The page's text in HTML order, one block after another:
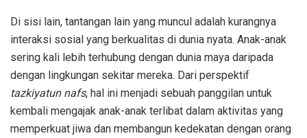
Di sisi lain, tantangan lain yang muncul adalah kurangnya
interaksi sosial yang berkualitas di dunia nyata. Anak-anak
sering kali lebih terhubung dengan dunia maya daripada
dengan lingkungan sekitar mereka. Dari perspektif
tazkiyatun nafs, hal ini menjadi sebuah panggilan untuk
kembali mengajak anak-anak terlibat dalam aktivitas yang
memperkuat jiwa dan membangun kedekatan dengan orang